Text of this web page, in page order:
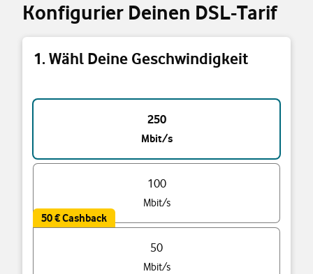
Konfigurier Deinen DSL-Tarif
1. Wähl Deine Geschwindigkeit
Triff eine Auswahl
250
Mbit/s
100
Mbit/s
50 € Cashback
50
Mbit/s